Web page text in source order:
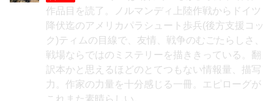
作品目を読了。ノルマンディ上陸作戦からドイツ
降伏迄のアメリカパラシュート歩兵(後方支援コッ
ク)ティムの目線で、友情、戦争のむごたらしさ、
戦場ならではのミステリーを描ききっている。翻
訳本かと思えるほどのとてつもない情報量、描写
力。作家の力量を十分感じる一冊。エピローグが
これまた素晴らしい。